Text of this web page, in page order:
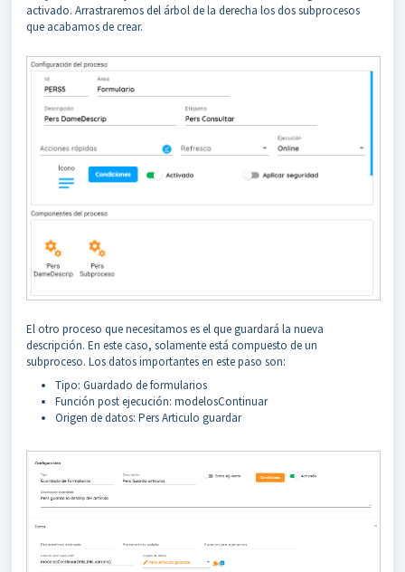
activado. Arrastraremos del árbol de la derecha los dos subprocesos
que acabamos de crear.
El otro proceso que necesitamos es el que guardará la nueva
descripción. En este caso, solamente está compuesto de un
subproceso. Los datos importantes en este paso son:
Tipo: Guardado de formularios
Función post ejecución: modelosContinuar
Origen de datos: Pers Articulo guardar